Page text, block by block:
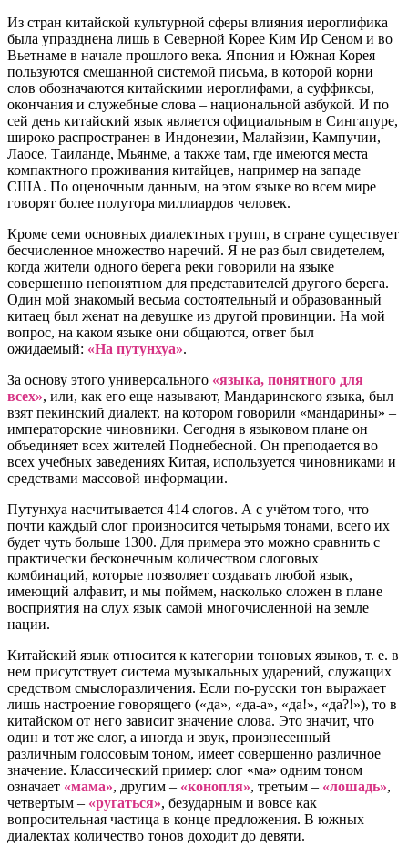
Из стран китайской культурной сферы влияния иероглифика
была упразднена лишь в Северной Корее Ким Ир Сеном и во
Вьетнаме в начале прошлого века. Япония и Южная Корея
пользуются смешанной системой письма, в которой корни
слов обозначаются китайскими иероглифами, а суффиксы,
окончания и служебные слова – национальной азбукой. И по
сей день китайский язык является официальным в Сингапуре,
широко распространен в Индонезии, Малайзии, Кампучии,
Лаосе, Таиланде, Мьянме, а также там, где имеются места
компактного проживания китайцев, например на западе
США. По оценочным данным, на этом языке во всем мире
говорят более полутора миллиардов человек.
Кроме семи основных диалектных групп, в стране существует
бесчисленное множество наречий. Я не раз был свидетелем,
когда жители одного берега реки говорили на языке
совершенно непонятном для представителей другого берега.
Один мой знакомый весьма состоятельный и образованный
китаец был женат на девушке из другой провинции. На мой
вопрос, на каком языке они общаются, ответ был
ожидаемый: «На путунхуа».
За основу этого универсального «языка, понятного для
всех», или, как его еще называют, Мандаринского языка, был
взят пекинский диалект, на котором говорили «мандарины» –
императорские чиновники. Сегодня в языковом плане он
объединяет всех жителей Поднебесной. Он преподается во
всех учебных заведениях Китая, используется чиновниками и
средствами массовой информации.
Путунхуа насчитывается 414 слогов. А с учётом того, что
почти каждый слог произносится четырьмя тонами, всего их
будет чуть больше 1300. Для примера это можно сравнить с
практически бесконечным количеством слоговых
комбинаций, которые позволяет создавать любой язык,
имеющий алфавит, и мы поймем, насколько сложен в плане
восприятия на слух язык самой многочисленной на земле
нации.
Китайский язык относится к категории тоновых языков, т. е. в
нем присутствует система музыкальных ударений, служащих
средством смыслоразличения. Если по-русски тон выражает
лишь настроение говорящего («да», «да-а», «да!», «да?!»), то в
китайском от него зависит значение слова. Это значит, что
один и тот же слог, а иногда и звук, произнесенный
различным голосовым тоном, имеет совершенно различное
значение. Классический пример: слог «ма» одним тоном
означает «мама», другим – «конопля», третьим – «лошадь»,
четвертым – «ругаться», безударным и вовсе как
вопросительная частица в конце предложения. В южных
диалектах количество тонов доходит до девяти.